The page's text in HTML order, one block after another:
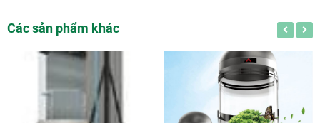
Các sản phẩm khác